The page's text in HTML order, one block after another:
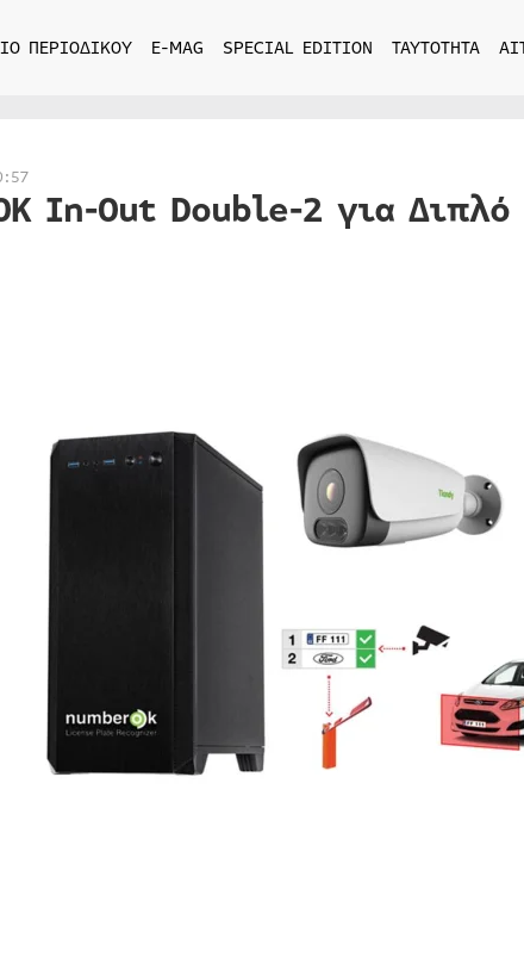
ΠΕΡΙΟΔΙΚΟΥ E-MAG SPECIAL EDITION ΤΑΥΤΟΤΗΤΑ
In-Out Double-2 για